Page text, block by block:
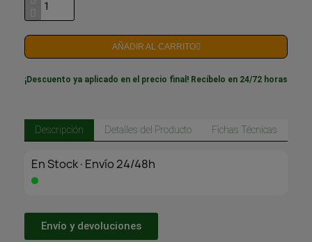
AÑADIR AL CARRITO
¡Descuento ya aplicado en el precio final! Recíbelo en 24/72 horas
Descripción Detalles del Producto Fichas Técnicas
En Stock·Envío 24/48h
Envío y devoluciones